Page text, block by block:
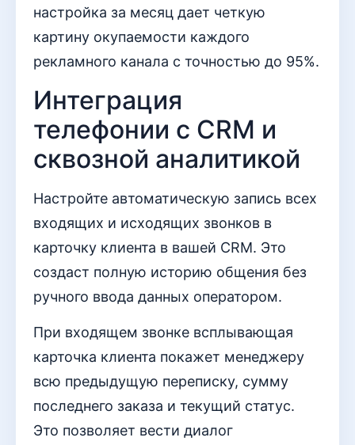
настройка за месяц дает четкую
картину окупаемости каждого
рекламного канала с точностью до 95%.
Интеграция
телефонии с CRM и
сквозной аналитикой
Настройте автоматическую запись всех
входящих и исходящих звонков в
карточку клиента в вашей CRM. Это
создаст полную историю общения без
ручного ввода данных оператором.
При входящем звонке всплывающая
карточка клиента покажет менеджеру
всю предыдущую переписку, сумму
последнего заказа и текущий статус.
Это позволяет вести диалог